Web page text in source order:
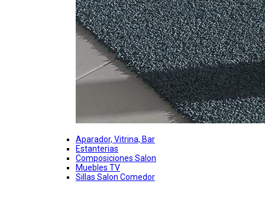
Aparador, Vitrina, Bar
Estanterias
Composiciones Salon
Muebles TV
Sillas Salon Comedor